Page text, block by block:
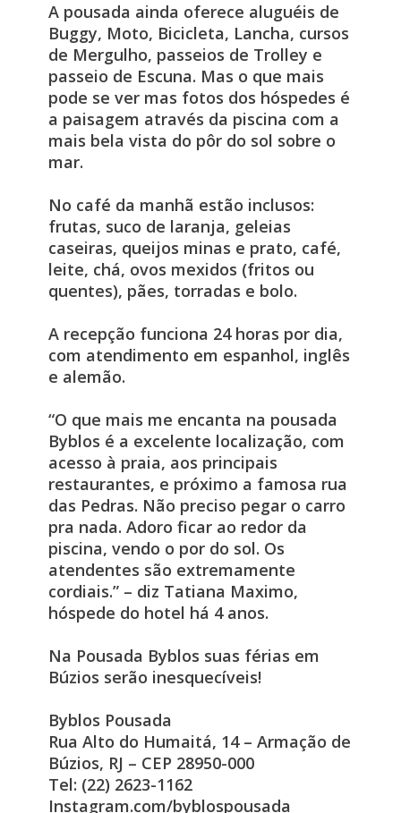
A pousada ainda oferece aluguéis de
Buggy, Moto, Bicicleta, Lancha, cursos
de Mergulho, passeios de Trolley e
passeio de Escuna. Mas o que mais
pode se ver mas fotos dos hóspedes é
a paisagem através da piscina com a
mais bela vista do pôr do sol sobre o
mar.
No café da manhã estão inclusos:
frutas, suco de laranja, geleias
caseiras, queijos minas e prato, café,
leite, chá, ovos mexidos (fritos ou
quentes), pães, torradas e bolo.
A recepção funciona 24 horas por dia,
com atendimento em espanhol, inglês
e alemão.
“O que mais me encanta na pousada
Byblos é a excelente localização, com
acesso à praia, aos principais
restaurantes, e próximo a famosa rua
das Pedras. Não preciso pegar o carro
pra nada. Adoro ficar ao redor da
piscina, vendo o por do sol. Os
atendentes são extremamente
cordiais.” – diz Tatiana Maximo,
hóspede do hotel há 4 anos.
Na Pousada Byblos suas férias em
Búzios serão inesquecíveis!
Byblos Pousada
Rua Alto do Humaitá, 14 – Armação de
Búzios, RJ – CEP 28950-000
Tel: (22) 2623-1162
Instagram.com/byblospousada